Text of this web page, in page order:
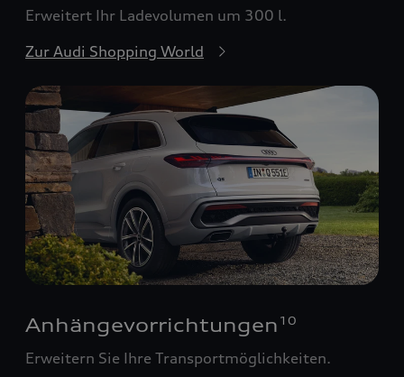
Erweitert Ihr Ladevolumen um 300 l.
Zur Audi Shopping World
Anhängevorrichtungen 10
Erweitern Sie Ihre Transportmöglichkeiten.